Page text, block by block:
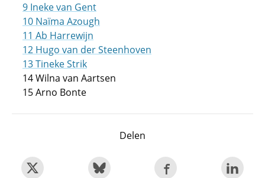
9 Ineke van Gent
10 Naïma Azough
11 Ab Harrewijn
12 Hugo van der Steenhoven
13 Tineke Strik
14 Wilna van Aartsen
15 Arno Bonte
Delen